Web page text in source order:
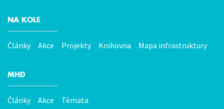
NA KOLE
Články Akce Projekty Knihovna Mapa infrastruktury
MHD
Články Akce Témata